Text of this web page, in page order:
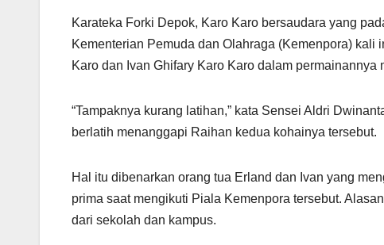
Karateka Forki Depok, Karo Karo bersaudara yang
Kementerian Pemuda dan Olahraga (Kemenpora)
Karo dan Ivan Ghifary Karo Karo dalam
“Tampaknya kurang latihan,” kata Sensei Aldri
berlatih menanggapi Raihan kedua kohainya tersebut.
Hal itu dibenarkan orang tua Erland dan Ivan yang
prima saat mengikuti Piala Kemenpora tersebut.
dari sekolah dan kampus.